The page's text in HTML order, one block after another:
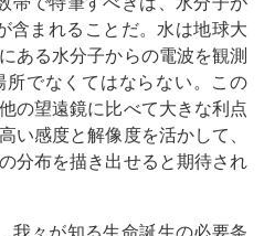
含まれることだ。水は地球大
ある水分子からの電波を観測
でなくてはならない。この
の望遠鏡に比べて大きな利点
い感度と解像度を活かして、
分布を描き出せると期待され